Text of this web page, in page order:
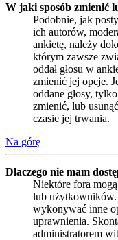
W jaki sposób zmienić
Podobnie, jak
ich autorów,
ankietę, należy
którym zawsze
oddał głosu w
zmienić jej opcje.
oddane głosy,
zmienić, lub
czasie jej trwania.
Na górę
Dlaczego nie mam
Niektóre fora
lub użytkowników.
wykonywać inne
uprawnienia.
administratorem